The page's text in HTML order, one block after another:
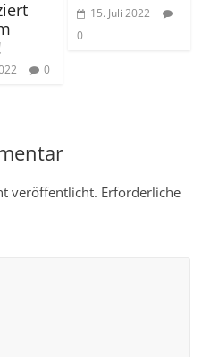
0
15. Juli 2022
0
veröffentlicht. Erforderliche